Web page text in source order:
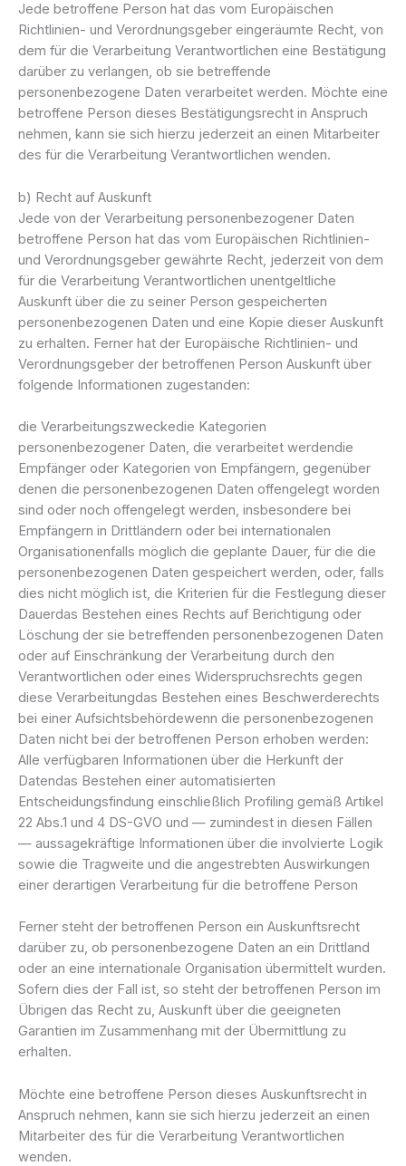
Jede betroffene Person hat das vom Europäischen
Richtlinien- und Verordnungsgeber eingeräumte Recht, von
dem für die Verarbeitung Verantwortlichen eine Bestätigung
darüber zu verlangen, ob sie betreffende
personenbezogene Daten verarbeitet werden. Möchte eine
betroffene Person dieses Bestätigungsrecht in Anspruch
nehmen, kann sie sich hierzu jederzeit an einen Mitarbeiter
des für die Verarbeitung Verantwortlichen wenden.
b) Recht auf Auskunft
Jede von der Verarbeitung personenbezogener Daten
betroffene Person hat das vom Europäischen Richtlinien-
und Verordnungsgeber gewährte Recht, jederzeit von dem
für die Verarbeitung Verantwortlichen unentgeltliche
Auskunft über die zu seiner Person gespeicherten
personenbezogenen Daten und eine Kopie dieser Auskunft
zu erhalten. Ferner hat der Europäische Richtlinien- und
Verordnungsgeber der betroffenen Person Auskunft über
folgende Informationen zugestanden:
die Verarbeitungszweckedie Kategorien
personenbezogener Daten, die verarbeitet werdendie
Empfänger oder Kategorien von Empfängern, gegenüber
denen die personenbezogenen Daten offengelegt worden
sind oder noch offengelegt werden, insbesondere bei
Empfängern in Drittländern oder bei internationalen
Organisationenfalls möglich die geplante Dauer, für die die
personenbezogenen Daten gespeichert werden, oder, falls
dies nicht möglich ist, die Kriterien für die Festlegung dieser
Dauerdas Bestehen eines Rechts auf Berichtigung oder
Löschung der sie betreffenden personenbezogenen Daten
oder auf Einschränkung der Verarbeitung durch den
Verantwortlichen oder eines Widerspruchsrechts gegen
diese Verarbeitungdas Bestehen eines Beschwerderechts
bei einer Aufsichtsbehördewenn die personenbezogenen
Daten nicht bei der betroffenen Person erhoben werden:
Alle verfügbaren Informationen über die Herkunft der
Datendas Bestehen einer automatisierten
Entscheidungsfindung einschließlich Profiling gemäß Artikel
22 Abs.1 und 4 DS-GVO und — zumindest in diesen Fällen
— aussagekräftige Informationen über die involvierte Logik
sowie die Tragweite und die angestrebten Auswirkungen
einer derartigen Verarbeitung für die betroffene Person
Ferner steht der betroffenen Person ein Auskunftsrecht
darüber zu, ob personenbezogene Daten an ein Drittland
oder an eine internationale Organisation übermittelt wurden.
Sofern dies der Fall ist, so steht der betroffenen Person im
Übrigen das Recht zu, Auskunft über die geeigneten
Garantien im Zusammenhang mit der Übermittlung zu
erhalten.
Möchte eine betroffene Person dieses Auskunftsrecht in
Anspruch nehmen, kann sie sich hierzu jederzeit an einen
Mitarbeiter des für die Verarbeitung Verantwortlichen
wenden.